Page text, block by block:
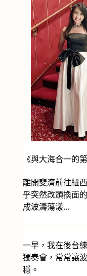
《與大海合一的
離開斐濟前往紐
乎突然改頭換面
成波濤蕩漾…
一早，我在後台
獨奏會，常常讓
穩。